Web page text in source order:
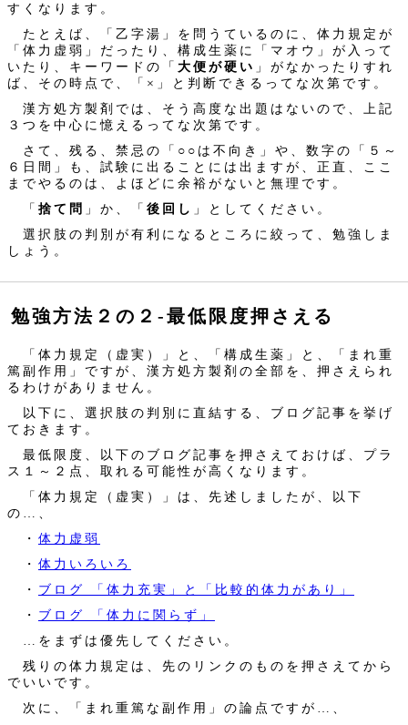
すくなります。
たとえば、「乙字湯」を問うているのに、体力規定が
「体力虚弱」だったり、構成生薬に「マオウ」が入って
いたり、キーワードの「 大便が硬い 」がなかったりすれ
ば、その時点で、「×」と判断できるってな次第です。
漢方処方製剤では、そう高度な出題はないので、上記
３つを中心に憶えるってな次第です。
さて、残る、禁忌の「○○は不向き」や、数字の「５～
６日間」も、試験に出ることには出ますが、正直、ここ
までやるのは、よほどに余裕がないと無理です。
「 捨て問 」か、「 後回し 」としてください。
選択肢の判別が有利になるところに絞って、勉強しま
しょう。
勉強方法２の２‐最低限度押さえる
「体力規定（虚実）」と、「構成生薬」と、「まれ重
篤副作用」ですが、漢方処方製剤の全部を、押さえられ
るわけがありません。
以下に、選択肢の判別に直結する、ブログ記事を挙げ
ておきます。
最低限度、以下のブログ記事を押さえておけば、プラ
ス１～２点、取れる可能性が高くなります。
「体力規定（虚実）」は、先述しましたが、以下
の…、
・ 体力虚弱
・ 体力いろいろ
・ ブログ 「体力充実」と「比較的体力があり」
・ ブログ 「体力に関らず」
…をまずは優先してください。
残りの体力規定は、先のリンクのものを押さえてから
でいいです。
次に、「まれ重篤な副作用」の論点ですが…、